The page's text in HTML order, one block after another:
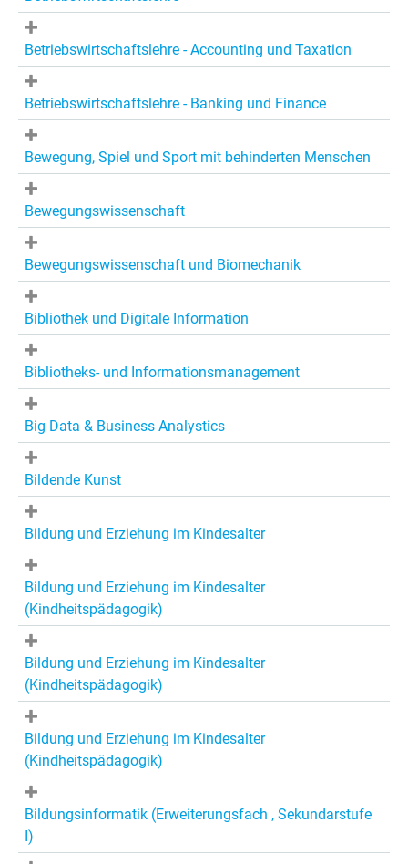
Betriebswirtschaftslehre - Accounting und Taxation
Betriebswirtschaftslehre - Banking und Finance
Bewegung, Spiel und Sport mit behinderten Menschen
Bewegungswissenschaft
Bewegungswissenschaft und Biomechanik
Bibliothek und Digitale Information
Bibliotheks- und Informationsmanagement
Big Data & Business Analystics
Bildende Kunst
Bildung und Erziehung im Kindesalter
Bildung und Erziehung im Kindesalter
(Kindheitspädagogik)
Bildung und Erziehung im Kindesalter
(Kindheitspädagogik)
Bildung und Erziehung im Kindesalter
(Kindheitspädagogik)
Bildungsinformatik (Erweiterungsfach , Sekundarstufe
I)